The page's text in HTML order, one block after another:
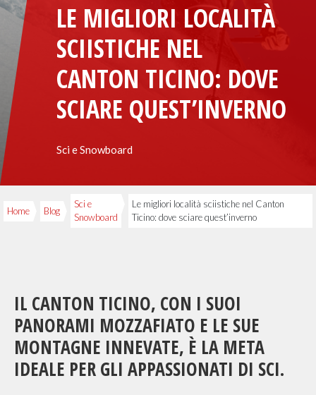
LE MIGLIORI LOCALITÀ
SCIISTICHE NEL
CANTON TICINO: DOVE
SCIARE QUEST’INVERNO
Sci e Snowboard
Home Blog
Sci e
Snowboard
Le migliori località sciistiche nel Canton
Ticino: dove sciare quest’inverno
IL CANTON TICINO, CON I SUOI
PANORAMI MOZZAFIATO E LE SUE
MONTAGNE INNEVATE, È LA META
IDEALE PER GLI APPASSIONATI DI SCI.